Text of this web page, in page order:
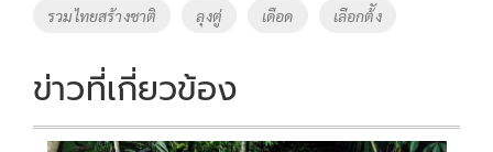
รวมไทยสร้างชาติ ลุงตู่ เดือด เลือกต้ัง
ข่าวที่เกี่ยวข้อง